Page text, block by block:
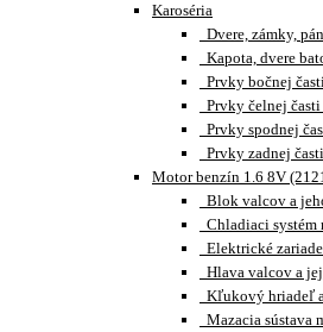
Karoséria
Dvere, zámky,
Kapota, dvere
Prvky bočnej
Prvky čelnej časti
Prvky spodnej
Prvky zadnej
Motor benzín 1.6 8V
Blok valcov a
Chladiaci systém
Elektrické
Hlava valcov a
Kľukový hriadeľ
Mazacia sústava